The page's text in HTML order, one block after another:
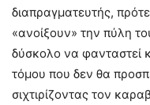
διαπραγματευτής,
«ανοίξουν» την πύλη
δύσκολο να φανταστεί
τόμου που δεν θα
σιχτιρίζοντας τον